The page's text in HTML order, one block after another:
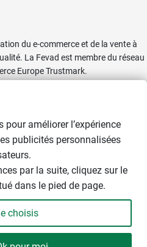
- +
du e-commerce et de la vente à
La Fevad est membre du réseau
Europe Trustmark.
améliorer l’expérience
publicités personnalisées
par la suite, cliquez sur le
dans le pied de page.
choisis